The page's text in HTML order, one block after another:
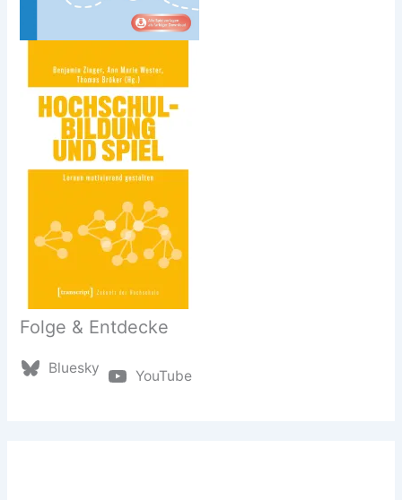
Folge & Entdecke
Bluesky YouTube